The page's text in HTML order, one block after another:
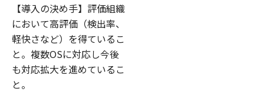
【導入の決め手】評価組織
において高評価（検出率、
軽快さなど）を得ているこ
と。複数OSに対応し今後
も対応拡大を進めているこ
と。